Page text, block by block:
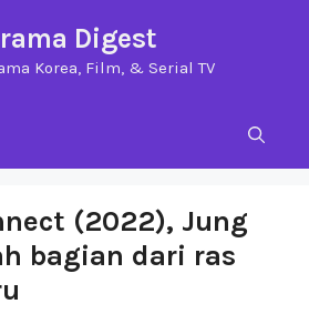
Digest
Korea, Film, & Serial TV
(2022), Jung
bagian dari ras